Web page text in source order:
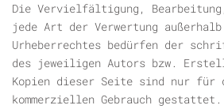
Die Vervielfältigung,
jede Art der Verwertung
Urheberrechtes bedürfen der
des jeweiligen Autors bzw.
Kopien dieser Seite sind nur für
kommerziellen Gebrauch